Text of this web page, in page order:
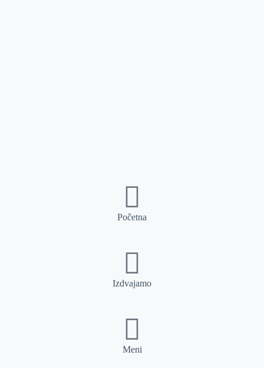
Početna
Izdvajamo
Meni